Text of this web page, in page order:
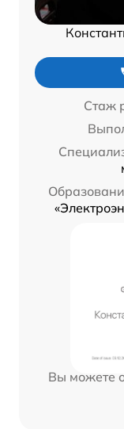
Стаж
Вы можете